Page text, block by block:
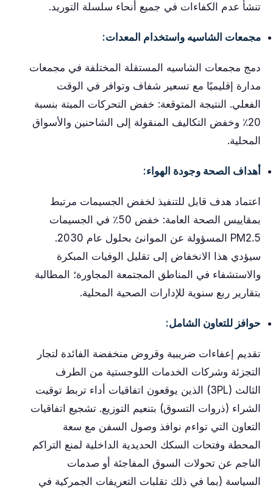
تنشأ عدم الكفاءات في جميع أنحاء سلسلة التوريد.
مجمعات الشاسيه واستخدام المعدات:
دمج مجمعات الشاسيه المستقلة المختلفة في مجمعات
مدارة إقليميًا مع تسعير شفاف وتوافر في الوقت
الفعلي. النتيجة المتوقعة: خفض التحركات الميتة بنسبة
20٪ وخفض التكاليف المنقولة إلى الشاحنين والأسواق
المحلية.
أهداف الصحة وجودة الهواء:
اعتماد هدف قابل للتنفيذ لخفض الجسيمات مرتبط
بمقاييس الصحة العامة: خفض 50٪ في الجسيمات
PM2.5 المسؤولة عن الموانئ بحلول عام 2030.
سيؤدي هذا الانخفاض إلى تقليل الوفيات المبكرة
والاستشفاء في المناطق المجتمعة المجاورة؛ المطالبة
بتقارير ربع سنوية للإدارات الصحية المحلية.
حوافز للتعاون الشامل:
تقديم إعفاءات ضريبية وقروض منخفضة الفائدة لتجار
التجزئة وشركات الخدمات اللوجستية من الطرف
الثالث (3PL) الذين يوقعون اتفاقيات أداء تربط توقيت
الشراء (ذروات التسوق) بتنعيم التوزيع. تشجيع اتفاقيات
التعاون التي تواءم نوافذ وصول السفن مع سعة
المحطة وفتحات السكك الحديدية الداخلية لمنع التراكم
الناجم عن تحولات السوق المفاجئة أو صدمات
السياسة (بما في ذلك تقلبات التعريفات الجمركية في